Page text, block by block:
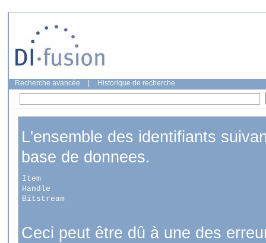
Recherche avancée Historique de recherche
L'ensemble des identifiants
base de donnees.
Item
Handle
Bitstream
Ceci peut être dû à une des